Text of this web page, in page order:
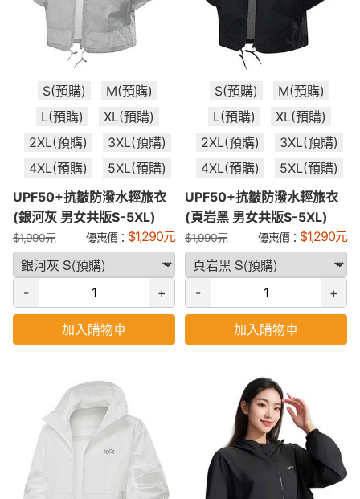
S(預購)
M(預購)
L(預購)
XL(預購)
2XL(預購)
3XL(預購)
4XL(預購)
5XL(預購)
UPF50+抗皺防潑水輕旅衣
(銀河灰 男女共版S-5XL)
$1,990元 優惠價： $1,290元
- +
加入購物車
S(預購)
M(預購)
L(預購)
XL(預購)
2XL(預購)
3XL(預購)
4XL(預購)
5XL(預購)
UPF50+抗皺防潑水輕旅衣
(頁岩黑 男女共版S-5XL)
$1,990元 優惠價： $1,290元
- +
加入購物車